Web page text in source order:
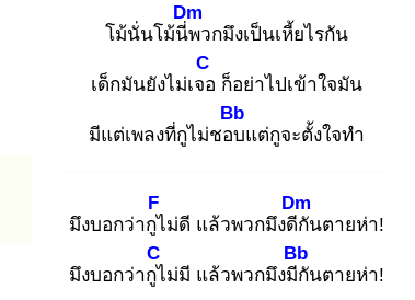
โม้นั่นโม้นี่พ
Dm
วกมึงเป็นเหี้ยไรกัน
เด็กมันยังไม่เจอ
C
ก็อย่าไปเข้าใจมัน
มีแต่เพลงที่กูไม่ชอบ
Bb
แต่กูจะตั้งใจทำ
มึงบอกว่ากูไ
F
ม่ดี แล้วพวกมึงดีกั
Dm
นตายห่า!
มึงบอกว่ากูไ
C
ม่มี แล้วพวกมึงมีกั
Bb
นตายห่า!